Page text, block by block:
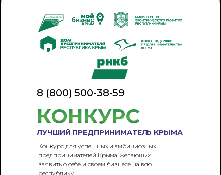
КОНКУРС
ЛУЧШИЙ ПРЕДПРИНИМАТЕЛЬ КРЫМА
Конкурс для успешных и амбициозных
предпринимателей Крыма, желающих
заявить о себе и своем бизнесе на всю
республику
8 (800) 500-38-59